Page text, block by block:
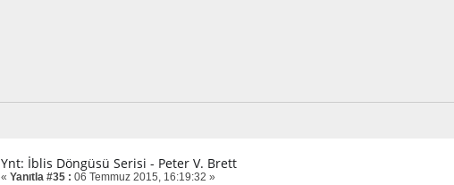
Ynt: İblis Döngüsü Serisi - Peter V. Brett
« Yanıtla #35 : 06 Temmuz 2015, 16:19:32 »